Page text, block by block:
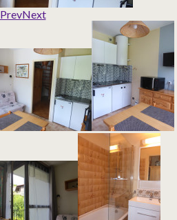
PrevNext